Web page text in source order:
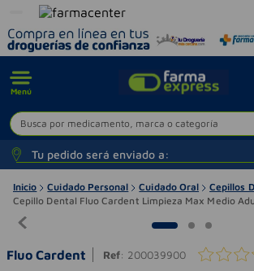
Menú
Busca por medicamento, marca o categoría
Tu pedido será enviado a:
Inicio Cuidado Personal Cuidado Oral
Cepillos
Cepillo Dental Fluo Cardent Limpieza Max Medio
Fluo Cardent Ref: 200039900